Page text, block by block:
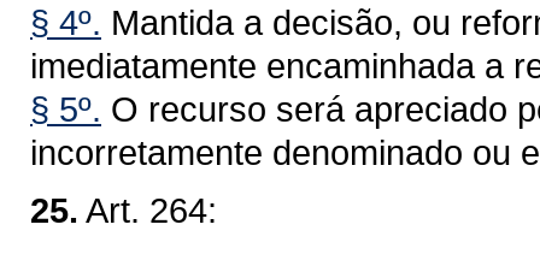
§ 4º. Mantida a decisão, ou
imediatamente encaminhada a
§ 5º. O recurso será apreciado
incorretamente denominado ou
25. Art. 264: